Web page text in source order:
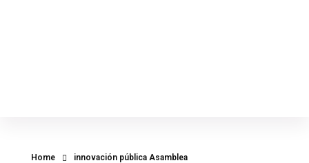
Home innovación pública Asamblea